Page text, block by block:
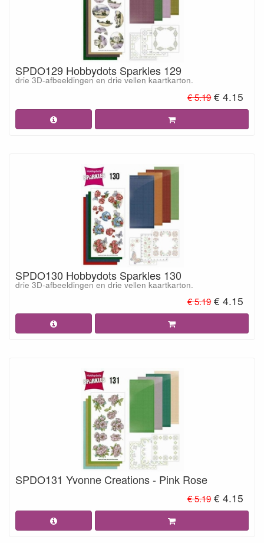
SPDO129 Hobbydots Sparkles 129
drie 3D-afbeeldingen en drie vellen kaartkarton.
€ 5.19 € 4.15
SPDO130 Hobbydots Sparkles 130
drie 3D-afbeeldingen en drie vellen kaartkarton.
€ 5.19 € 4.15
SPDO131 Yvonne Creations - Pink Rose
€ 5.19 € 4.15